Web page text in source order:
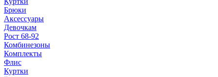
Брюки
Аксессуары
Девочкам
Рост 68-92
Комбинезоны
Комплекты
Флис
Куртки